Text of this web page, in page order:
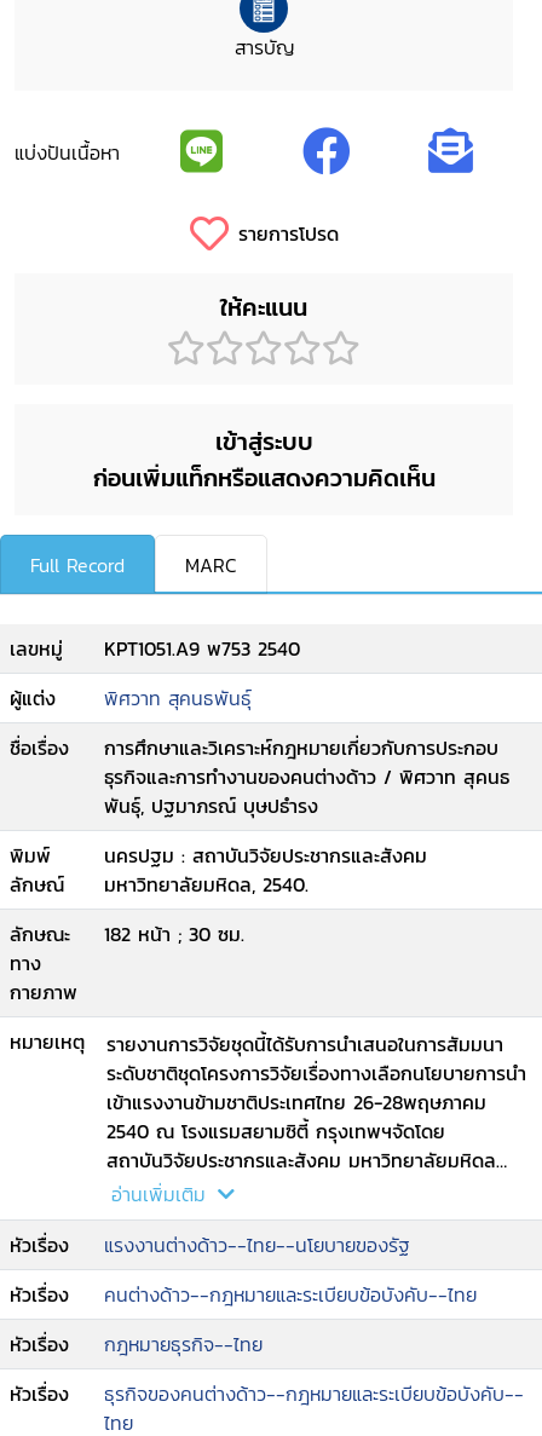
สารบัญ
แบ่งปันเนื้อหา
รายการโปรด
ให้คะแนน
เข้าสู่ระบบ
ก่อนเพิ่มแท็กหรือแสดงความคิดเห็น
Full Record MARC
เลขหมู่
KPT1051.A9 พ753 2540
ผู้แต่ง
พิศวาท สุคนธพันธุ์
ชื่อเรื่อง
การศึกษาและวิเคราะห์กฎหมายเกี่ยวกับการประกอบ
ธุรกิจและการทำงานของคนต่างด้าว / พิศวาท สุคนธ
พันธุ์, ปฐมาภรณ์ บุษปธำรง
พิมพ์
ลักษณ์
นครปฐม : สถาบันวิจัยประชากรและสังคม
มหาวิทยาลัยมหิดล, 2540.
ลักษณะ
ทาง
กายภาพ
182 หน้า ; 30 ซม.
หมายเหตุ
รายงานการวิจัยชุดนี้ได้รับการนำเสนอในการสัมมนา
ระดับชาติชุดโครงการวิจัยเรื่องทางเลือกนโยบายการนำ
เข้าแรงงานข้ามชาติประเทศไทย 26-28พฤษภาคม
2540 ณ โรงแรมสยามซิตี้ กรุงเทพฯจัดโดย
สถาบันวิจัยประชากรและสังคม มหาวิทยาลัยมหิดล
สนับสนุนโดยสำนักงานกองทุนสนับสนุนการวิจัย
(สกว.)
อ่านเพิ่มเติม
หัวเรื่อง
แรงงานต่างด้าว--ไทย--นโยบายของรัฐ
หัวเรื่อง
คนต่างด้าว--กฎหมายและระเบียบข้อบังคับ--ไทย
หัวเรื่อง
กฎหมายธุรกิจ--ไทย
หัวเรื่อง
ธุรกิจของคนต่างด้าว--กฎหมายและระเบียบข้อบังคับ--
ไทย